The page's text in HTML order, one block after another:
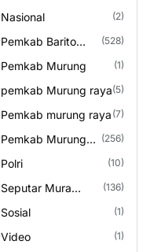
Nasional (2)
Pemkab Barito
(528)
Pemkab Murung (1)
pemkab Murung raya(5)
Pemkab murung raya (7)
Pemkab Murung
(256)
Polri (10)
Seputar Mura
(136)
Sosial (1)
Video (1)